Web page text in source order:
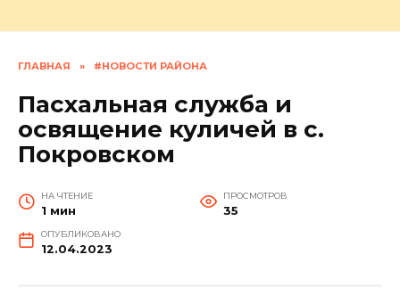
ГЛАВНАЯ » #НОВОСТИ РАЙОНА
Пасхальная служба и
освящение куличей в с.
Покровском
НА ЧТЕНИЕ
1 мин
ПРОСМОТРОВ
35
ОПУБЛИКОВАНО
12.04.2023